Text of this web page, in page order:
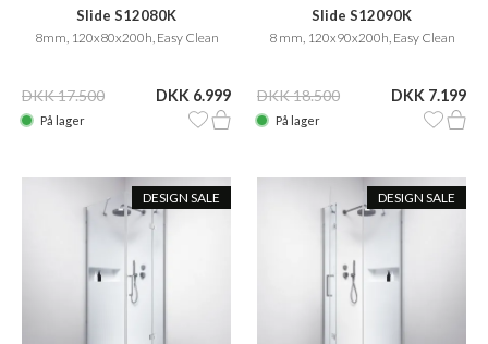
Slide S12080K
8mm, 120x80x200h, Easy Clean
DKK 17.500 DKK 6.999
På lager
Slide S12090K
8 mm, 120x90x200h, Easy Clean
DKK 18.500 DKK 7.199
På lager
DESIGN SALE DESIGN SALE